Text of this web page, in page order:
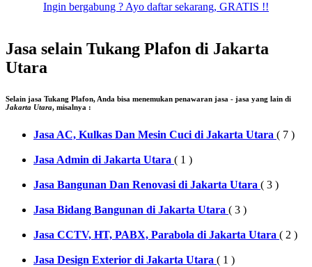
Ingin bergabung ? Ayo daftar sekarang, GRATIS !!
Jasa selain Tukang Plafon di Jakarta
Utara
Selain jasa Tukang Plafon, Anda bisa menemukan penawaran jasa - jasa yang lain di
Jakarta Utara, misalnya :
Jasa AC, Kulkas Dan Mesin Cuci di Jakarta Utara ( 7 )
Jasa Admin di Jakarta Utara ( 1 )
Jasa Bangunan Dan Renovasi di Jakarta Utara ( 3 )
Jasa Bidang Bangunan di Jakarta Utara ( 3 )
Jasa CCTV, HT, PABX, Parabola di Jakarta Utara ( 2 )
Jasa Design Exterior di Jakarta Utara ( 1 )